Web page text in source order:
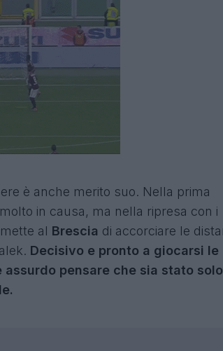
è anche merito suo. Nella prima
in causa, ma nella ripresa con i
al Brescia di accorciare le
Decisivo e pronto a giocarsi le
pensare che sia stato